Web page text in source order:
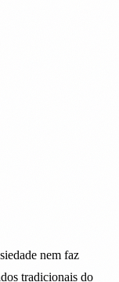
nem faz
tradicionais do